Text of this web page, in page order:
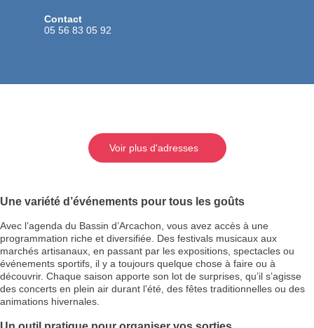
Contact
05 56 83 05 92
Voir plus d'adresses
Une variété d’événements pour tous les goûts
Avec l’agenda du Bassin d’Arcachon, vous avez accès à une
programmation riche et diversifiée. Des festivals musicaux aux
marchés artisanaux, en passant par les expositions, spectacles ou
événements sportifs, il y a toujours quelque chose à faire ou à
découvrir. Chaque saison apporte son lot de surprises, qu’il s’agisse
des concerts en plein air durant l’été, des fêtes traditionnelles ou des
animations hivernales.